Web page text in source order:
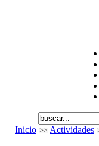
Inicio Actividades